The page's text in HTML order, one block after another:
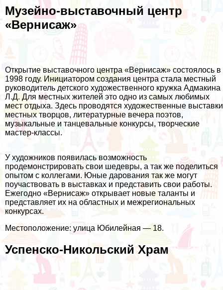
Музейно-выставочный центр
«Вернисаж»
Открытие выставочного центра «Вернисаж» состоялось в
1998 году. Инициатором создания центра стала местный
руководитель детского художественного кружка Адмакина
Л.Д. Для местных жителей это одно из самых любимых
мест отдыха. Здесь проводятся художественные выставки
местных творцов, литературные вечера поэтов,
музыкальные и танцевальные конкурсы, творческие
мастер-классы.
У художников появилась возможность
продемонстрировать свои шедевры, а так же поделиться
опытом с коллегами. Юные дарования так же могут
поучаствовать в выставках и представить свои работы.
Ежегодно «Вернисаж» открывает новые таланты и
представляет их на областных и межрегиональных
конкурсах.
Местоположение: улица Юбилейная — 18.
Успенско-Никольский Храм